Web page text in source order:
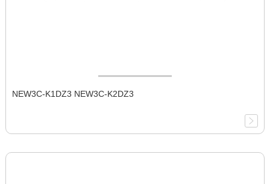
NEW3C-K1DZ3 NEW3C-K2DZ3